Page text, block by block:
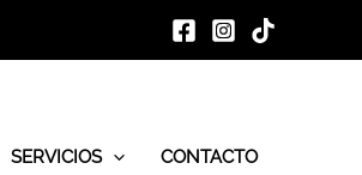
SERVICIOS CONTACTO